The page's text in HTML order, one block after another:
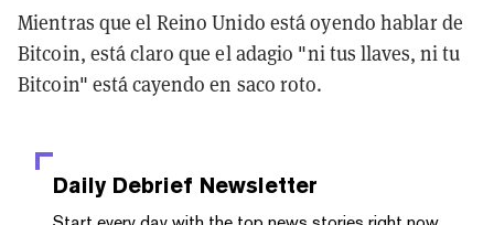
Mientras que el Reino Unido está oyendo hablar de
Bitcoin, está claro que el adagio "ni tus llaves, ni tu
Bitcoin" está cayendo en saco roto.
Daily Debrief Newsletter